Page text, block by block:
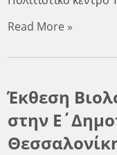
Read More »
Έκθεση
στην